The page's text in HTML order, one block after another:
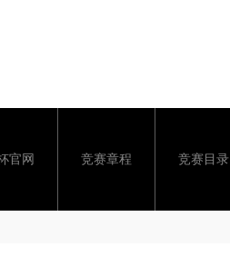
官网 竞赛章程 竞赛目录